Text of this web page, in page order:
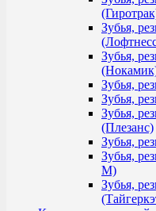
Зубья,
Зубья,
Зубья,
Зубья,
Зубья,
(Плезанс)
Зубья,
Зубья,
М)
Зубья,